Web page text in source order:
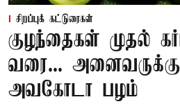
சிறப்புக் கட்டுரைகள்
குழந்தைகள் முதல்
வரை...
அவகோடா பழம்